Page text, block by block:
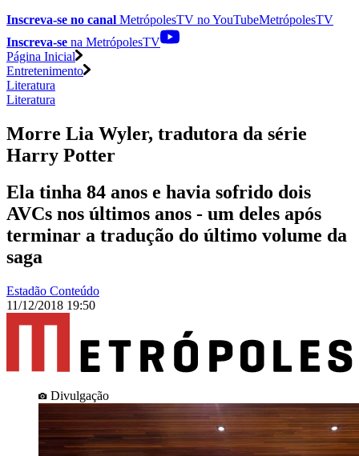
Inscreva-se no canal MetrópolesTV noYouTubeMetrópolesTV
Inscreva-se na MetrópolesTV
Página Inicial
Entretenimento
Literatura
Literatura
Morre Lia Wyler, tradutora da série
Harry Potter
Ela tinha 84 anos e havia sofrido dois
AVCs nos últimos anos - um deles após
terminar a tradução do último volume da
saga
Estadão Conteúdo
11/12/2018 19:50
Divulgação